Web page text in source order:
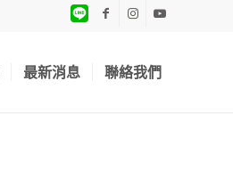
最新消息 聯絡我們